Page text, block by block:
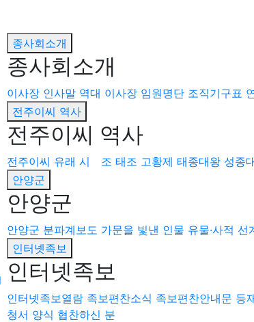
종사회소개
종사회소개
이사장 인사말 역대 이사장 임원명단 조직기구표
전주이씨 역사
전주이씨 역사
전주이씨 유래 시 조 태조 고황제 태종대왕 성종
안양군
안양군
안양군 분파계보도 가문을 빛낸 인물 유물·사적 선
인터넷족보
인터넷족보
인터넷족보열람 족보편찬소식 족보편찬안내문 등
청서 양식 협찬하신 분